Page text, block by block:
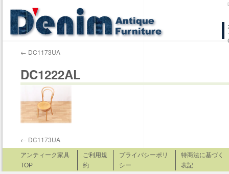
キ
← DC1173UA
DC1222AL
← DC1173UA
アンティーク家具
TOP
ご利用規
約
プライバシーポリ
シー
特商法に基づく
表記